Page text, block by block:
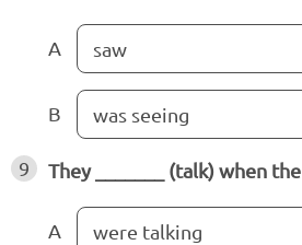
A saw
B was seeing
9 They _______ (talk) when
A were talking